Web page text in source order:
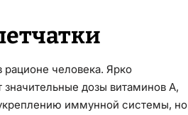
человека. Ярко
дозы витаминов A,
иммунной системы, но